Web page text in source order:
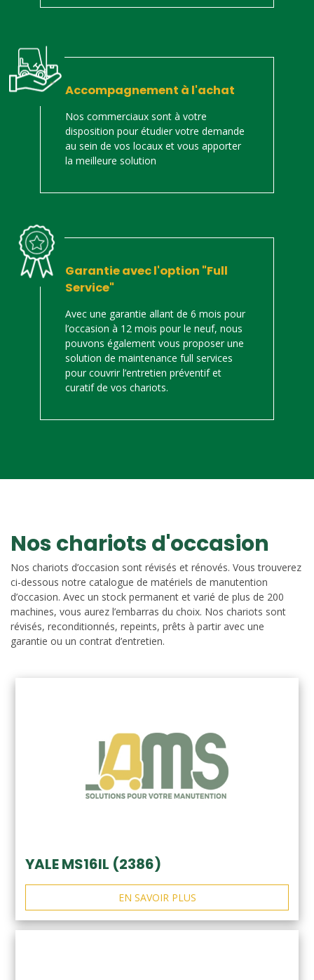
Accompagnement à l'achat
Nos commerciaux sont à votre
disposition pour étudier votre demande
au sein de vos locaux et vous apporter
la meilleure solution
Garantie avec l'option "Full
Service"
Avec une garantie allant de 6 mois pour
l’occasion à 12 mois pour le neuf, nous
pouvons également vous proposer une
solution de maintenance full services
pour couvrir l’entretien préventif et
curatif de vos chariots.
Nos chariots d'occasion
Nos chariots d’occasion sont révisés et rénovés. Vous trouverez
ci-dessous notre catalogue de matériels de manutention
d’occasion. Avec un stock permanent et varié de plus de 200
machines, vous aurez l’embarras du choix. Nos chariots sont
révisés, reconditionnés, repeints, prêts à partir avec une
garantie ou un contrat d’entretien.
YALE MS16IL (2386)
EN SAVOIR PLUS